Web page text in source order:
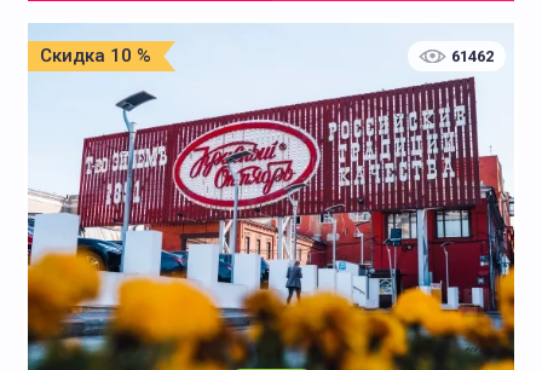
Пешеходные для младших
классов
По истории древнего мира
Скидка 10 % 61462